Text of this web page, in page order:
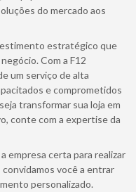
do mercado aos
estratégico que
Com a F12
um serviço de alta
e comprometidos
transformar sua loja em
conte com a expertise da
empresa certa para realizar
convidamos você a entrar
personalizado.